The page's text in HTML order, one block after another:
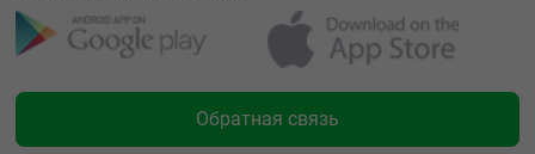
Обратная связь